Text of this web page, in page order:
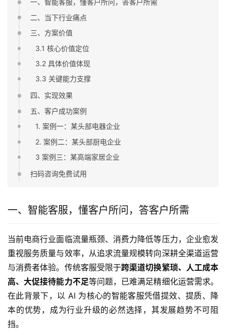
一、智能客服，懂客户所问，答客户所需
二、当下行业痛点
三、方案价值
3.1 核心价值定位
3.2 具体价值体现
3.3 关键能力支撑
四、实现效果
五、客户成功案例
1. 案例一：某头部电器企业
2. 案例二：某头部厨电企业
3 案例三：某高端家居企业
扫码咨询免费试用
一、智能客服，懂客户所问，答客户所需
当前电商行业面临流量瓶颈、消费力降低等压力，企业愈发
重视服务质量与效率，从追求流量规模转向深耕全渠道运营
与消费者体验。传统客服受限于跨渠道切换繁琐、人工成本
高、大促接待能力不足等问题，已难满足精细化运营需求。
在此背景下，以 AI 为核心的智能客服凭借提效、提质、降
本的优势，成为行业升级的必然选择，其发展趋势不可阻
挡。